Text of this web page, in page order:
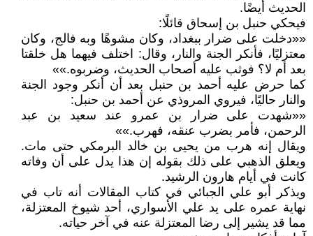
الحديث أيضًا.
فيحكي حنبل بن إسحاق قائلًا:
««دخلت على ضرار ببغداد، وكان مشوهًا وبه فالج، وكان
معتزليًا، فأنكر الجنة والنار، وقال: اختلف فيهما هل خلقتا
بعد أم لا؟ فوثب عليه أصحاب الحديث، وضربوه.»»
كما حرض عليه أحمد بن حنبل بعد أن أنكر وجود الجنة
والنار حاليًا، فيروي المروذي عن أحمد بن حنبل:
««شهدت على ضرار بن عمرو عند سعيد بن عبد
الرحمن، فأمر بضرب عنقه، فهرب.»»
ويقال إنه هرب من يحيى بن خالد البرمكي حتى مات.
ويعلق الذهبي على ذلك بقوله إن هذا يدل على أن وفاته
كانت في أيام هارون الرشيد.
ويذكر أبو علي الجبائي في كتاب المقالات أنه تاب في
نهاية عمره على يد علي الأسواري، أحد شيوخ المعتزلة،
مما قد يشير إلى رضا المعتزلة عنه في آخر حياته.